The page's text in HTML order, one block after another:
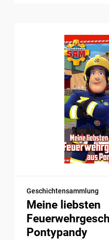
Geschichtensammlung
Meine liebsten
Pontypandy